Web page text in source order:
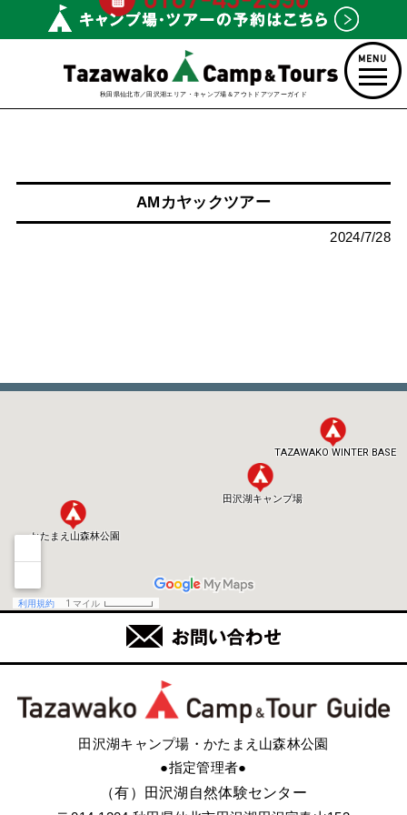
秋田県仙北市／田沢湖エリア・キャンプ場＆アウトドアツアーガイド
AMカヤックツアー
2024/7/28
田沢湖キャンプ場・かたまえ山森林公園
●指定管理者●
（有）田沢湖自然体験センター